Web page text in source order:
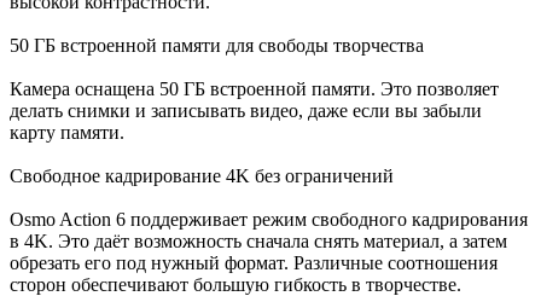
50 ГБ встроенной памяти для свободы творчества
Камера оснащена 50 ГБ встроенной памяти. Это позволяет
делать снимки и записывать видео, даже если вы забыли
карту памяти.
Свободное кадрирование 4K без ограничений
Osmo Action 6 поддерживает режим свободного кадрирования
в 4K. Это даёт возможность сначала снять материал, а затем
обрезать его под нужный формат. Различные соотношения
сторон обеспечивают большую гибкость в творчестве.